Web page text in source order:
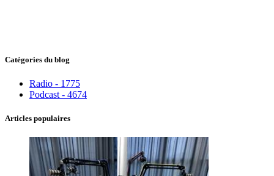
Catégories du blog
Radio - 1775
Podcast - 4674
Articles populaires